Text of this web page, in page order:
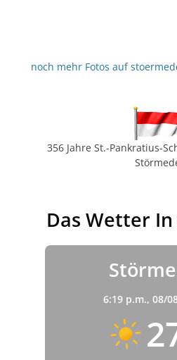
noch mehr Fotos auf
356 Jahre St.-Pankratius-
Das Wetter
6:19 p.m., 08/